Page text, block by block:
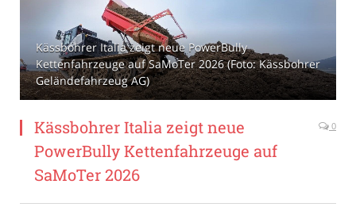
Kässbohrer Italia zeigt neue PowerBully
Kettenfahrzeuge auf SaMoTer 2026 (Foto: Kässbohrer
Geländefahrzeug AG)
Kässbohrer Italia zeigt neue
PowerBully Kettenfahrzeuge auf
SaMoTer 2026
0